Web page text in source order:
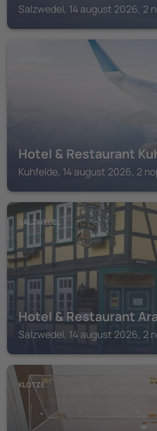
Salzwedel, 14 august 2026, 2
Hotel & Restaurant
Kuhfelde, 14 august 2026, 2
SALZWEDEL
Hotel & Restaurant
Salzwedel, 14 august 2026, 2
KLOTZE